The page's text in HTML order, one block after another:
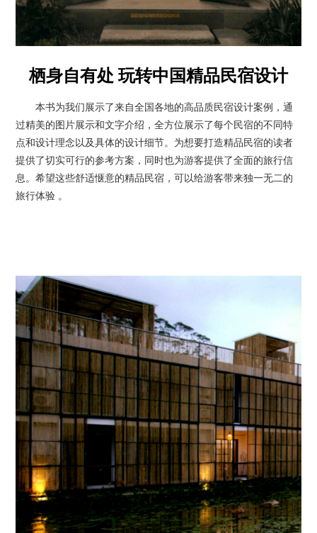
栖身自有处 玩转中国精品民宿设计
本书为我们展示了来自全国各地的高品质民宿设计案例，通
过精美的图片展示和文字介绍，全方位展示了每个民宿的不同特
点和设计理念以及具体的设计细节。为想要打造精品民宿的读者
提供了切实可行的参考方案，同时也为游客提供了全面的旅行信
息。希望这些舒适惬意的精品民宿，可以给游客带来独一无二的
旅行体验 。